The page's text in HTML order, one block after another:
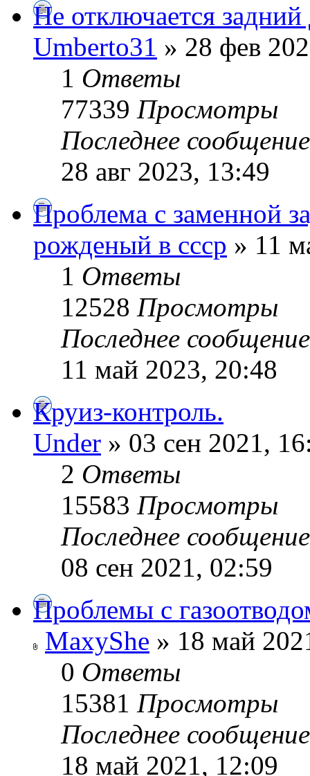
Не отключается
Umberto31 » 28 фев
1 Ответы
77339 Просмотры
Последнее
28 авг 2023, 13:49
Проблема с заменной
рожденый в ссср » 11
1 Ответы
12528 Просмотры
Последнее
11 май 2023, 20:48
Круиз-контроль.
Under » 03 сен 2021,
2 Ответы
15583 Просмотры
Последнее
08 сен 2021, 02:59
Проблемы с
MaxyShe » 18 май
0 Ответы
15381 Просмотры
Последнее
18 май 2021, 12:09